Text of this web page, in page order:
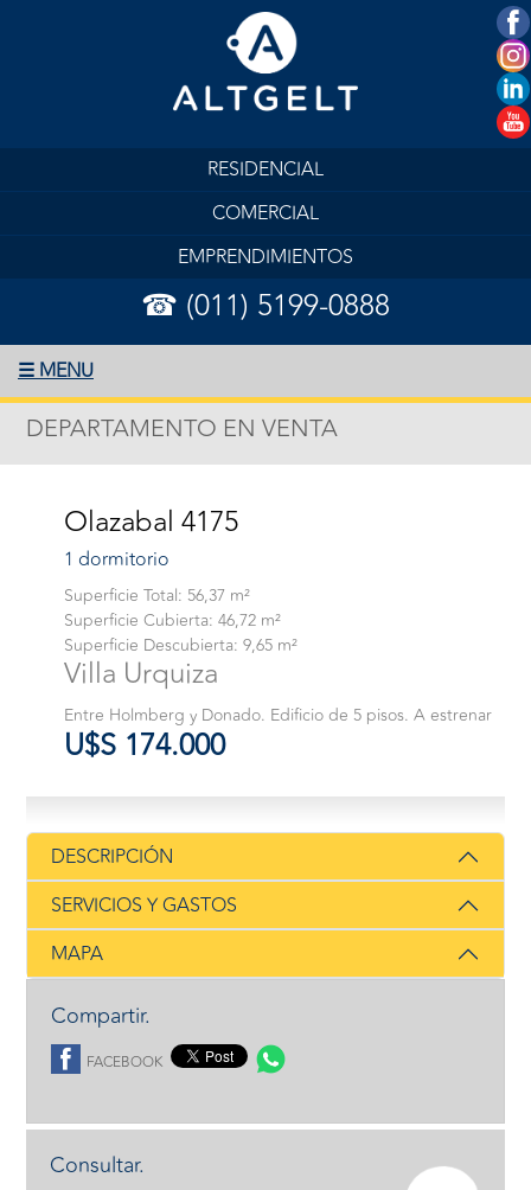
RESIDENCIAL
COMERCIAL
EMPRENDIMIENTOS
☎ (011) 5199-0888
☰ MENU
DEPARTAMENTO EN VENTA
Olazabal 4175
1 dormitorio
Superficie Total: 56,37 m²
Superficie Cubierta: 46,72 m²
Superficie Descubierta: 9,65 m²
Villa Urquiza
Entre Holmberg y Donado. Edificio de 5 pisos. A estrenar
U$S 174.000
DESCRIPCIÓN
SERVICIOS Y GASTOS
MAPA
Compartir.
FACEBOOK
Consultar.